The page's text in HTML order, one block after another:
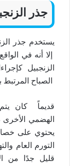
جذر
يستخدم جذر
إلا أنه في
الزنجبيل
الصباح
قديماً كان يتم
الهضمي
يحتوي على
التورم العام
قليل جدًا من